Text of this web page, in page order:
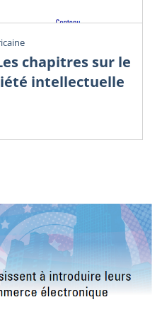
chapitres sur le
intellectuelle